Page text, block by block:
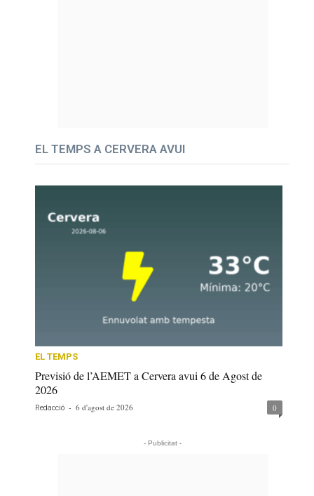
EL TEMPS A CERVERA AVUI
EL TEMPS
Previsió de l’AEMET a Cervera avui 6 de Agost de
2026
Redacció - 6 d'agost de 2026 0
- Publicitat -